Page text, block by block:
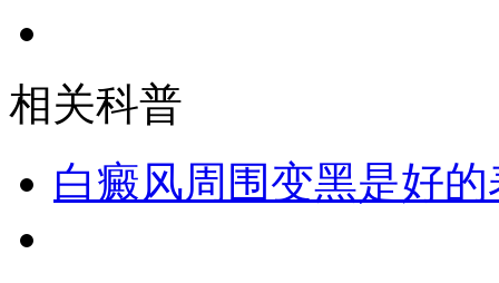
相关科普
白癜风周围变黑是好